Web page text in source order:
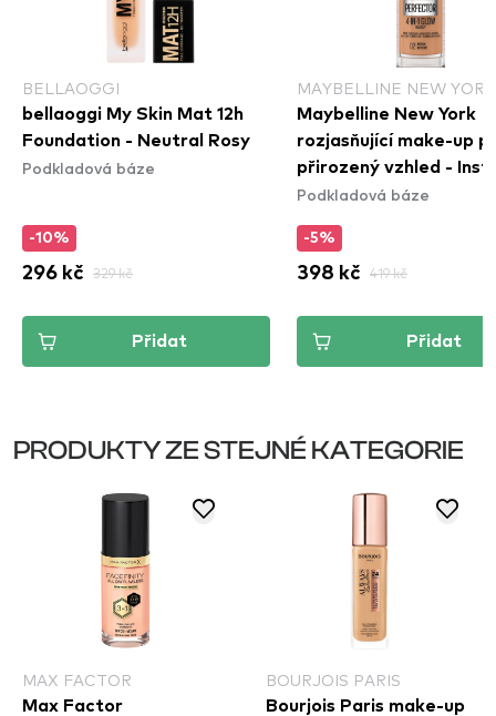
BELLAOGGI
bellaoggi My Skin Mat 12h
Foundation - Neutral Rosy
Podkladová báze
-10%
296 kč 329 kč
Přidat
MAYBELLINE NEW YORK
Maybelline New York
rozjasňující make-up
přirozený vzhled -
Perfector 4in1 Glow -
Podkladová báze
-5%
398 kč 419 kč
Přidat
PRODUKTY ZE STEJNÉ KATEGORIE
MAX FACTOR
Max Factor
BOURJOIS PARIS
Bourjois Paris make-up